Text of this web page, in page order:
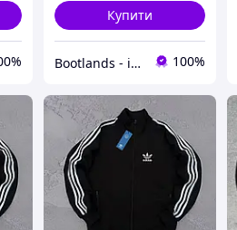
Купити
Bootlands - інтернет-магазин взуття та одягу 100%